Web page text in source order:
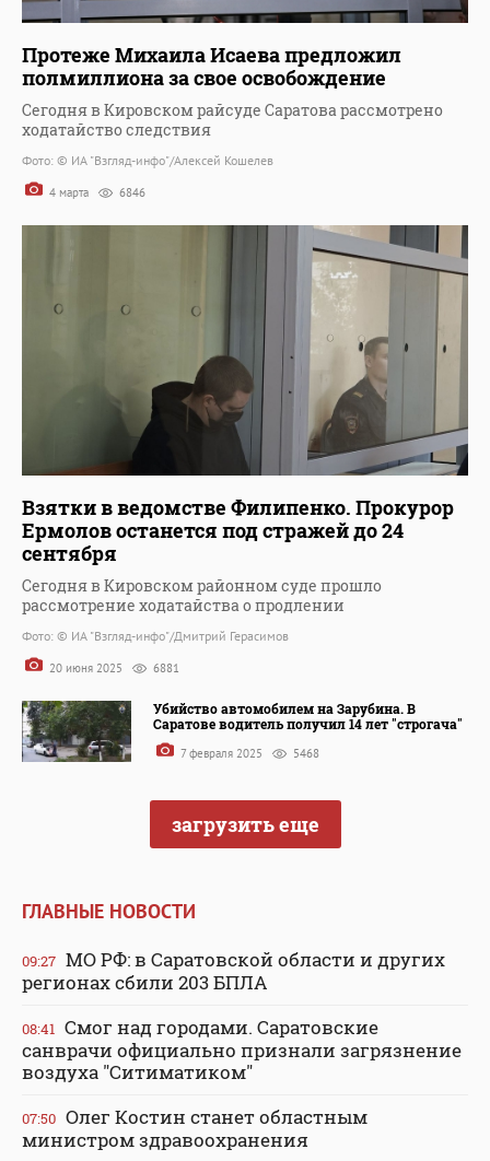
Протеже Михаила Исаева предложил
полмиллиона за свое освобождение
Сегодня в Кировском райсуде Саратова рассмотрено
ходатайство следствия
Фото: © ИА "Взгляд-инфо"/Алексей Кошелев
4 марта 6846
Взятки в ведомстве Филипенко. Прокурор
Ермолов останется под стражей до 24
сентября
Сегодня в Кировском районном суде прошло
рассмотрение ходатайства о продлении
Фото: © ИА "Взгляд-инфо"/Дмитрий Герасимов
20 июня 2025 6881
Убийство автомобилем на Зарубина. В
Саратове водитель получил 14 лет "строгача"
7 февраля 2025 5468
загрузить еще
ГЛАВНЫЕ НОВОСТИ
09:27 МО РФ: в Саратовской области и других
регионах сбили 203 БПЛА
08:41 Смог над городами. Саратовские
санврачи официально признали загрязнение
воздуха "Ситиматиком"
07:50 Олег Костин станет областным
министром здравоохранения